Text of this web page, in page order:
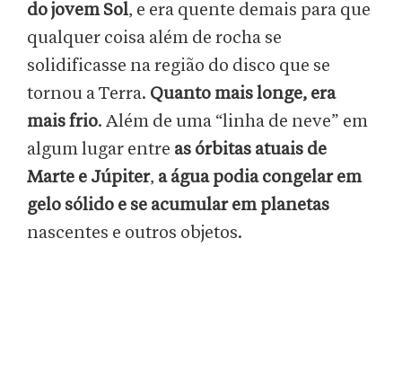
do jovem Sol, e era quente demais para que
qualquer coisa além de rocha se
solidificasse na região do disco que se
tornou a Terra. Quanto mais longe, era
mais frio. Além de uma “linha de neve” em
algum lugar entre as órbitas atuais de
Marte e Júpiter, a água podia congelar em
gelo sólido e se acumular em planetas
nascentes e outros objetos.